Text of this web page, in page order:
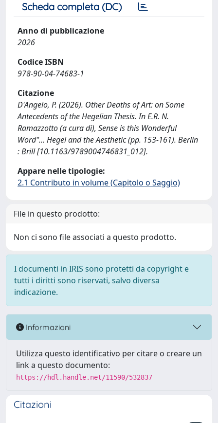
Scheda completa (DC)
Anno di pubblicazione
2026
Codice ISBN
978-90-04-74683-1
Citazione
D'Angelo, P. (2026). Other Deaths of Art: on Some
Antecedents of the Hegelian Thesis. In E.R. N.
Ramazzotto (a cura di), Sense is this Wonderful
Word"... Hegel and the Aesthetic (pp. 153-161). Berlin
: Brill [10.1163/9789004746831_012].
Appare nelle tipologie:
2.1 Contributo in volume (Capitolo o Saggio)
File in questo prodotto:
Non ci sono file associati a questo prodotto.
I documenti in IRIS sono protetti da copyright e
tutti i diritti sono riservati, salvo diversa
indicazione.
Informazioni
Utilizza questo identificativo per citare o creare un
link a questo documento:
https://hdl.handle.net/11590/532837
Citazioni